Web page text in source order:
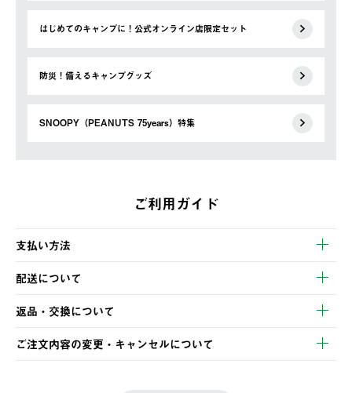
はじめてのキャンプに！公式オンライン店限定セット
防災！備えるキャンプグッズ
SNOOPY（PEANUTS 75years）特集
ご利用ガイド
支払い方法
以下のいずれかの方法でお支払いいただけます。
・クレジットカード決済
・コンビニ決済
・Pay-easy決済
配送について
【発送スケジュール】
ご注文・ご入金完了より2営業日以内に商品を発送いたします。
土日祝の発送はございませんので、木曜日以降のご注文は週明け
の発送となる場合がございます。
返品・交換について
※お客様都合の場合
ご注文内容の変更・キャンセルについて